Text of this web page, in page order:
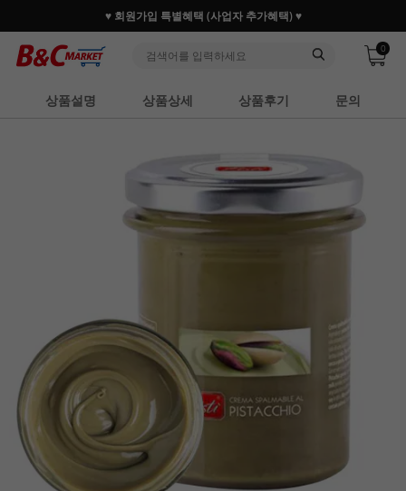
♥ 회원가입 특별혜택 (사업자 추가혜택) ♥
0
상품설명 상품상세 상품후기 문의